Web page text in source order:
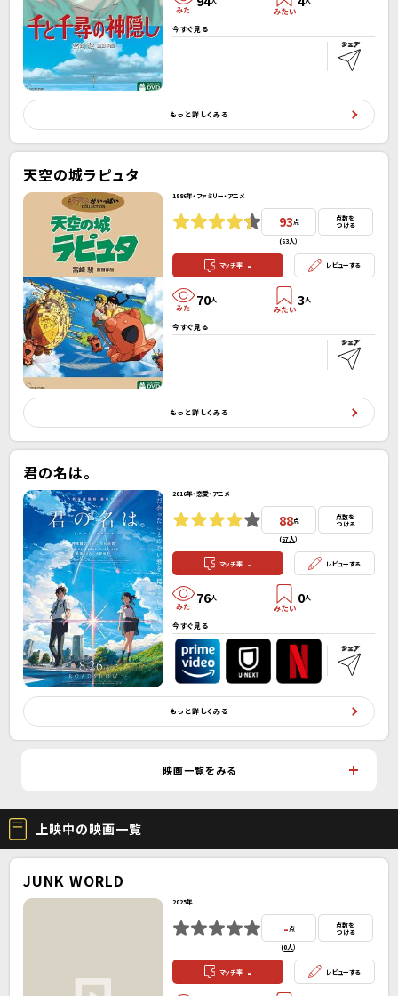
今すぐ見る
もっと詳しくみる
天空の城ラピュタ
1986年・ファミリー・アニメ
93点
(63人）
点数を
つける
マッチ率 - レビューする
70人 3人
今すぐ見る
もっと詳しくみる
君の名は。
2016年・恋愛・アニメ
88点
(67人）
点数を
つける
マッチ率 - レビューする
76人 0人
今すぐ見る
もっと詳しくみる
映画一覧をみる
上映中の映画一覧
JUNK WORLD
2025年
- 点
(0人）
点数を
つける
マッチ率 - レビューする